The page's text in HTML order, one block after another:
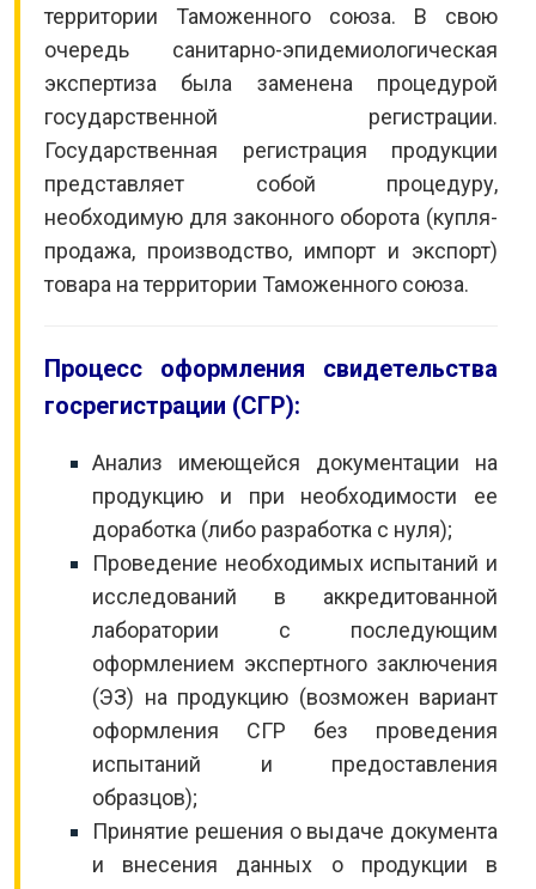
территории Таможенного союза. В свою
очередь санитарно-эпидемиологическая
экспертиза была заменена процедурой
государственной регистрации.
Государственная регистрация продукции
представляет собой процедуру,
необходимую для законного оборота (купля-
продажа, производство, импорт и экспорт)
товара на территории Таможенного союза.
Процесс оформления свидетельства
госрегистрации (СГР):
Анализ имеющейся документации на
продукцию и при необходимости ее
доработка (либо разработка с нуля);
Проведение необходимых испытаний и
исследований в аккредитованной
лаборатории с последующим
оформлением экспертного заключения
(ЭЗ) на продукцию (возможен вариант
оформления СГР без проведения
испытаний и предоставления
образцов);
Принятие решения о выдаче документа
и внесения данных о продукции в